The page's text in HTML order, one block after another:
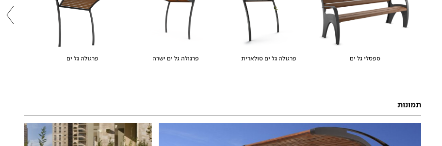
ספסלי גל ים פרגולה גל ים סולארית פרגולה גל ים ישרה פרגולה גל ים
תמונות